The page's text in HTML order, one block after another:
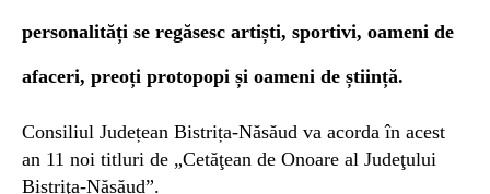
personalități se regăsesc artiști, sportivi, oameni de
afaceri, preoți protopopi și oameni de știință.
Consiliul Județean Bistrița-Năsăud va acorda în acest
an 11 noi titluri de „Cetăţean de Onoare al Judeţului
Bistriţa-Năsăud”.